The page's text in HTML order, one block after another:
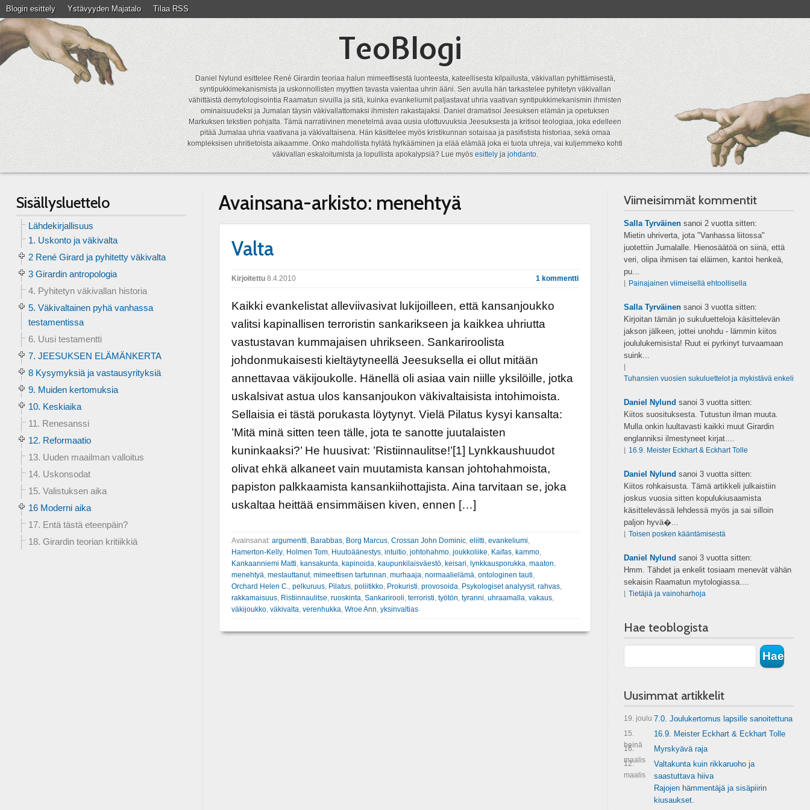
Blogin esittely Ystävyyden Majatalo Tilaa RSS
TeoBlogi
Daniel Nylund esittelee René Girardin teoriaa halun mimeettisestä luonteesta, kateellisesta kilpailusta, väkivallan pyhittämisestä,
syntipukkimekanismista ja uskonnollisten myyttien tavasta vaientaa uhrin ääni. Sen avulla hän tarkastelee pyhitetyn väkivallan
vähittäistä demytologisointia Raamatun sivuilla ja sitä, kuinka evankeliumit paljastavat uhria vaativan syntipukkimekanismin ihmisten
ominaisuudeksi ja Jumalan täysin väkivallattomaksi ihmisten rakastajaksi. Daniel dramatisoi Jeesuksen elämän ja opetuksen
Markuksen tekstien pohjalta. Tämä narratiivinen menetelmä avaa uusia ulottuvuuksia Jeesuksesta ja kritisoi teologiaa, joka edelleen
pitää Jumalaa uhria vaativana ja väkivaltaisena. Hän käsittelee myös kristikunnan sotaisaa ja pasifistista historiaa, sekä omaa
kompleksisen uhritietoista aikaamme. Onko mahdollista hylätä hylkääminen ja elää elämää joka ei tuota uhreja, vai kuljemmeko kohti
väkivallan eskaloitumista ja lopullista apokalypsiä? Lue myösesittelyjajohdanto.
Avainsana-arkisto: menehtyä
Valta
Kirjoitettu8.4.2010 1 kommentti
Kaikki evankelistat alleviivasivat lukijoilleen, että kansanjoukko
valitsi kapinallisen terroristin sankarikseen ja kaikkea uhriutta
vastustavan kummajaisen uhrikseen. Sankariroolista
johdonmukaisesti kieltäytyneellä Jeesuksella ei ollut mitään
annettavaa väkijoukolle. Hänellä oli asiaa vain niille yksilöille, jotka
uskalsivat astua ulos kansanjoukon väkivaltaisista intohimoista.
Sellaisia ei tästä porukasta löytynyt. Vielä Pilatus kysyi kansalta:
’Mitä minä sitten teen tälle, jota te sanotte juutalaisten
kuninkaaksi?’ He huusivat: ’Ristiinnaulitse!’[1] Lynkkaushuudot
olivat ehkä alkaneet vain muutamista kansan johtohahmoista,
papiston palkkaamista kansankiihottajista. Aina tarvitaan se, joka
uskaltaa heittää ensimmäisen kiven, ennen […]
Avainsanat: argumentti Barabbas, Borg Marcus, Crossan John Dominic, eliitti evankeliumi
Hamerton-Kelly, Holmen Tom, Huutoäänestys, intuitio, johtohahmo, joukkoliike Kaifas, kammo,
Kankaanniemi Matti kansakunta kapinoida kaupunkilaisväestö, keisari lynkkausporukka maaton
menehtyä mestauttanut, mimeettisen tartunnan murhaaja normaalielämä ontologinen tauti
Orchard Helen C.
pelkuruus, Pilatus, poliitikko, Prokuristi provosoida Psykologiset analyysit, rahvas,
rakkamaisuus, Ristiinnaulitse ruoskinta Sankarirooli terroristi työtön tyranni uhraamalla vakaus,
väkijoukko, väkivalta verenhukka Wroe Ann yksinvaltias
Sisällysluettelo
Lähdekirjallisuus
1. Uskonto ja väkivalta
2 René Girard ja pyhitetty väkivalta
3 Girardin antropologia
4. Pyhitetyn väkivallan historia
5. Väkivaltainen pyhä vanhassa
testamentissa
6. Uusi testamentti
7. JEESUKSEN ELÄMÄNKERTA
8 Kysymyksiä ja vastausyrityksiä
9. Muiden kertomuksia
10. Keskiaika
11. Renesanssi
12. Reformaatio
13. Uuden maailman valloitus
14. Uskonsodat
15. Valistuksen aika
16 Moderni aika
17. Entä tästä eteenpäin?
18. Girardin teorian kritiikkiä
Viimeisimmät kommentit
Salla Tyrväinensanoi 2 vuotta sitten:
Mietin uhriverta, jota "Vanhassa liitossa"
juotettiin Jumalalle. Hienosäätöä on siinä, että
veri, olipa ihmisen tai eläimen, kantoi henkeä,
pu...
Painajainen viimeisellä ehtoollisella
Salla Tyrväinensanoi 3 vuotta sitten:
Kirjoitan tämän jo sukuluetteloja käsittelevän
jakson jälkeen, jottei unohdu - lämmin kiitos
joululukemisista! Ruut ei pyrkinyt turvaamaan
suink...
Tuhansien vuosien sukuluettelot ja mykistävä enkeli
Daniel Nylund sanoi 3 vuotta sitten:
Kiitos suosituksesta. Tutustun ilman muuta.
Mulla onkin luultavasti kaikki muut Girardin
englanniksi ilmestyneet kirjat....
16.9. Meister Eckhart & Eckhart Tolle
Daniel Nylund sanoi 3 vuotta sitten:
Kiitos rohkaisusta. Tämä artikkeli julkaistiin
joskus vuosia sitten kopulukiusaamista
käsittelevässä lehdessä myös ja sai silloin
paljon hyvä�...
Toisen posken kääntämisestä
Daniel Nylund sanoi 3 vuotta sitten:
Hmm. Tähdet ja enkelit tosiaam menevät vähän
sekaisin Raamatun mytologiassa....
Tietäjiä ja vainoharhoja
Hae teoblogista
Uusimmat artikkelit
19. joulu 7.0. Joulukertomus lapsille sanoitettuna
15.
heinä
16.9. Meister Eckhart & Eckhart Tolle
16.
maalis
Myrskyävä raja
12.
maalis
Valtakunta kuin rikkaruoho ja
saastuttava hiiva
Rajojen hämmentäjä ja sisäpiirin
kiusaukset.